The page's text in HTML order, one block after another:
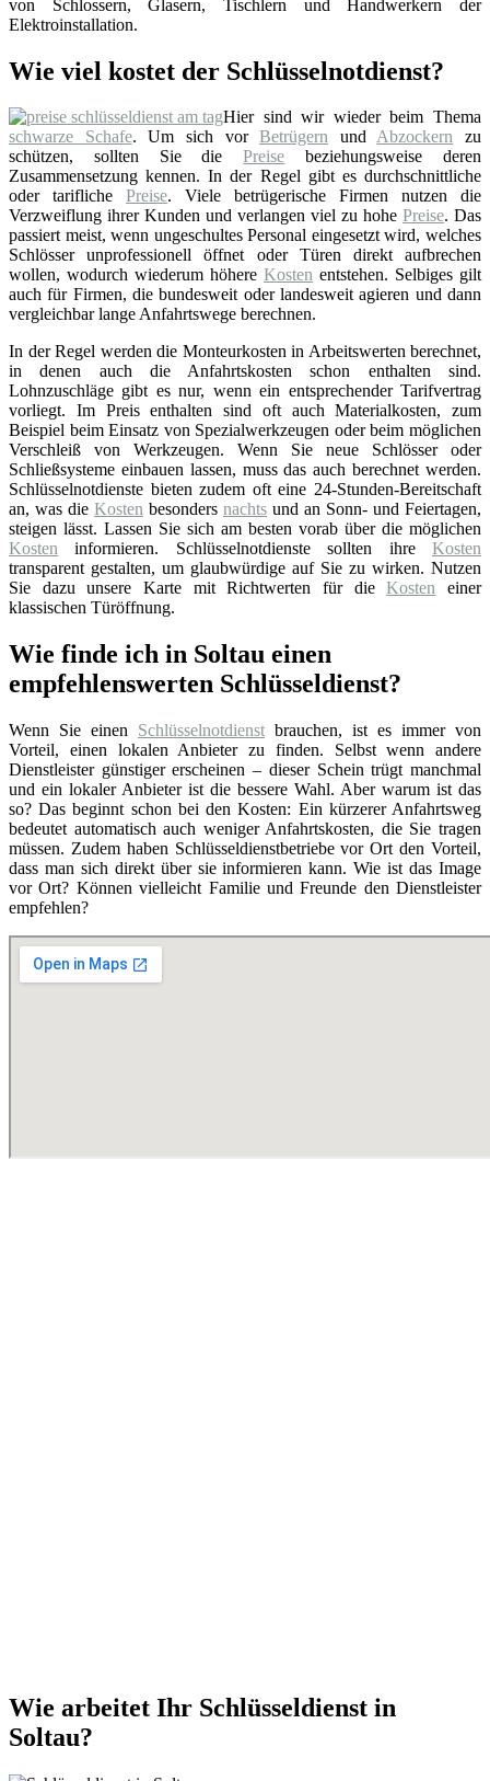
von Schlossern, Glasern, Tischlern und Handwerkern der
Elektroinstallation.
Wie viel kostet der Schlüsselnotdienst?
Hier sind wir wieder beim Thema
schwarze Schafe. Um sich vorBetrügern undAbzockern zu
schützen, sollten Sie diePreise beziehungsweise deren
Zusammensetzung kennen. In der Regel gibt es durchschnittliche
oder tarifliche Preise. Viele betrügerische Firmen nutzen die
Verzweiflung ihrer Kunden und verlangen viel zu hohe Preise. Das
passiert meist, wenn ungeschultes Personal eingesetzt wird, welches
Schlösser unprofessionell öffnet oder Türen direkt aufbrechen
wollen, wodurch wiederum höhere Kosten entstehen. Selbiges gilt
auch für Firmen, die bundesweit oder landesweit agieren und dann
vergleichbar lange Anfahrtswege berechnen.
In der Regel werden die Monteurkosten in Arbeitswerten berechnet,
in denen auch die Anfahrtskosten schon enthalten sind.
Lohnzuschläge gibt es nur, wenn ein entsprechender Tarifvertrag
vorliegt. Im Preis enthalten sind oft auch Materialkosten, zum
Beispiel beim Einsatz von Spezialwerkzeugen oder beim möglichen
Verschleiß von Werkzeugen. Wenn Sie neue Schlösser oder
Schließsysteme einbauen lassen, muss das auch berechnet werden.
Schlüsselnotdienste bieten zudem oft eine 24-Stunden-Bereitschaft
an, was die Kosten besonders nachts und an Sonn- und Feiertagen,
steigen lässt. Lassen Sie sich am besten vorab über die möglichen
Kosten informieren. Schlüsselnotdienste sollten ihre Kosten
transparent gestalten, um glaubwürdige auf Sie zu wirken. Nutzen
Sie dazu unsere Karte mit Richtwerten für dieKosten einer
klassischen Türöffnung.
Wie finde ich in Soltau einen
empfehlenswerten Schlüsseldienst?
Wenn Sie einen Schlüsselnotdienst brauchen, ist es immer von
Vorteil, einen lokalen Anbieter zu finden. Selbst wenn andere
Dienstleister günstiger erscheinen – dieser Schein trügt manchmal
und ein lokaler Anbieter ist die bessere Wahl. Aber warum ist das
so? Das beginnt schon bei den Kosten: Ein kürzerer Anfahrtsweg
bedeutet automatisch auch weniger Anfahrtskosten, die Sie tragen
müssen. Zudem haben Schlüsseldienstbetriebe vor Ort den Vorteil,
dass man sich direkt über sie informieren kann. Wie ist das Image
vor Ort? Können vielleicht Familie und Freunde den Dienstleister
empfehlen?
Wie arbeitet Ihr Schlüsseldienst in
Soltau?